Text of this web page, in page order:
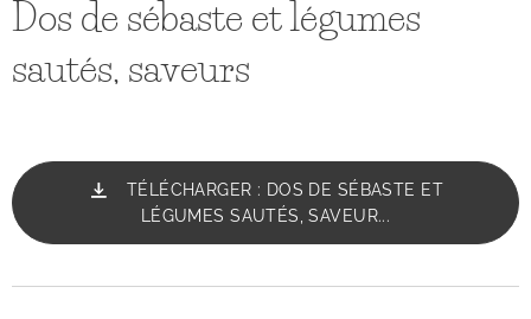
Dos de sébaste et légumes
sautés, saveurs
TÉLÉCHARGER : DOS DE SÉBASTE ET
LÉGUMES SAUTÉS, SAVEUR...